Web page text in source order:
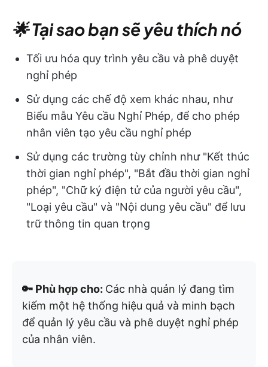
🌟 Tại sao bạn sẽ yêu thích nó
Tối ưu hóa quy trình yêu cầu và phê duyệt
nghỉ phép
Sử dụng các chế độ xem khác nhau, như
Biểu mẫu Yêu cầu Nghỉ Phép, để cho phép
nhân viên tạo yêu cầu nghỉ phép
Sử dụng các trường tùy chỉnh như "Kết thúc
thời gian nghỉ phép", "Bắt đầu thời gian nghỉ
phép", "Chữ ký điện tử của người yêu cầu",
"Loại yêu cầu" và "Nội dung yêu cầu" để lưu
trữ thông tin quan trọng
🔑 Phù hợp cho: Các nhà quản lý đang tìm
kiếm một hệ thống hiệu quả và minh bạch
để quản lý yêu cầu và phê duyệt nghỉ phép
của nhân viên.